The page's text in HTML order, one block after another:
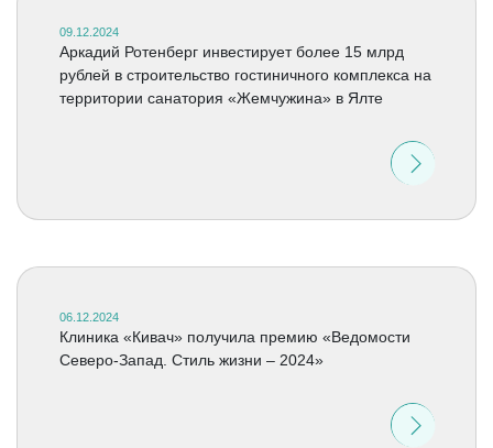
09.12.2024
Аркадий Ротенберг инвестирует более 15 млрд
рублей в строительство гостиничного комплекса на
территории санатория «Жемчужина» в Ялте
06.12.2024
Клиника «Кивач» получила премию «Ведомости
Северо-Запад. Стиль жизни – 2024»